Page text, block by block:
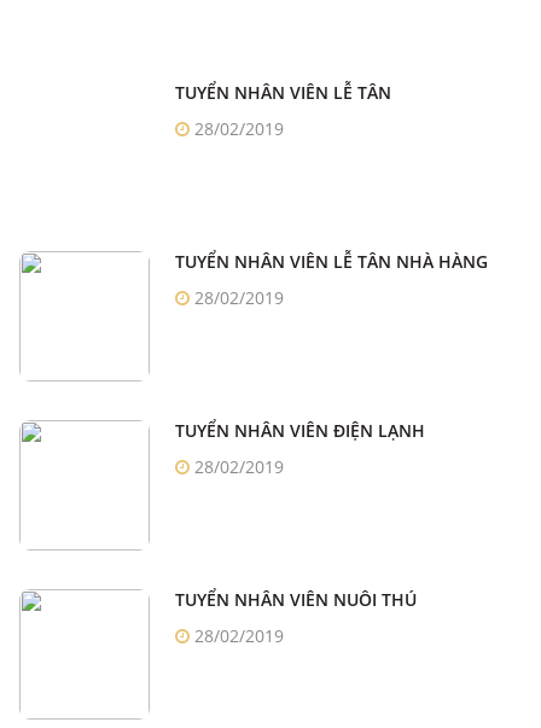
TUYỂN NHÂN VIÊN LỄ TÂN
28/02/2019
TUYỂN NHÂN VIÊN LỄ TÂN NHÀ HÀNG
28/02/2019
TUYỂN NHÂN VIÊN ĐIỆN LẠNH
28/02/2019
TUYỂN NHÂN VIÊN NUÔI THÚ
28/02/2019